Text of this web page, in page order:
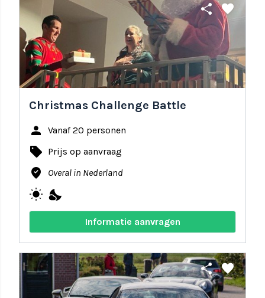
share favorite
Christmas Challenge Battle
person Vanaf 20 personen
local_offer Prijs op aanvraag
where_to_vote Overal in Nederland
wb_sunny nights_stay
Informatie aanvragen
share favorite